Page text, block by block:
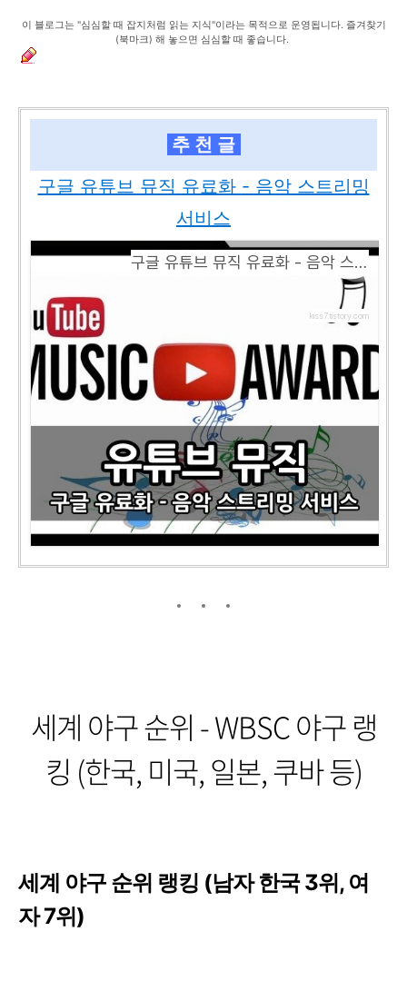
이 블로그는 "심심할 때 잡지처럼 읽는 지식"이라는 목적으로 운영됩니다. 즐겨찾기
(북마크) 해 놓으면 심심할 때 좋습니다.
추 천 글
구글 유튜브 뮤직 유료화 - 음악 스트리밍
서비스
구글 유튜브 뮤직 유료화 - 음악 스트리밍 서비스
kiss7.tistory.com
세계 야구 순위 - WBSC 야구 랭
킹 (한국, 미국, 일본, 쿠바 등)
세계 야구 순위 랭킹 (남자 한국 3위, 여
자 7위)